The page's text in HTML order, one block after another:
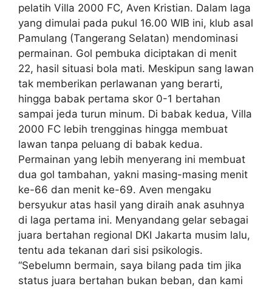
pelatih Villa 2000 FC, Aven Kristian. Dalam laga
yang dimulai pada pukul 16.00 WIB ini, klub asal
Pamulang (Tangerang Selatan) mendominasi
permainan. Gol pembuka diciptakan di menit
22, hasil situasi bola mati. Meskipun sang lawan
tak memberikan perlawanan yang berarti,
hingga babak pertama skor 0-1 bertahan
sampai jeda turun minum. Di babak kedua, Villa
2000 FC lebih trengginas hingga membuat
lawan tanpa peluang di babak kedua.
Permainan yang lebih menyerang ini membuat
dua gol tambahan, yakni masing-masing menit
ke-66 dan menit ke-69. Aven mengaku
bersyukur atas hasil yang diraih anak asuhnya
di laga pertama ini. Menyandang gelar sebagai
juara bertahan regional DKI Jakarta musim lalu,
tentu ada tekanan dari sisi psikologis.
“Sebelumn bermain, saya bilang pada tim jika
status juara bertahan bukan beban, dan kami